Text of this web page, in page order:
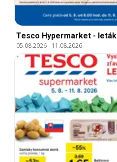
Tesco Hypermarket - leták
05.08.2026- 11.08.2026